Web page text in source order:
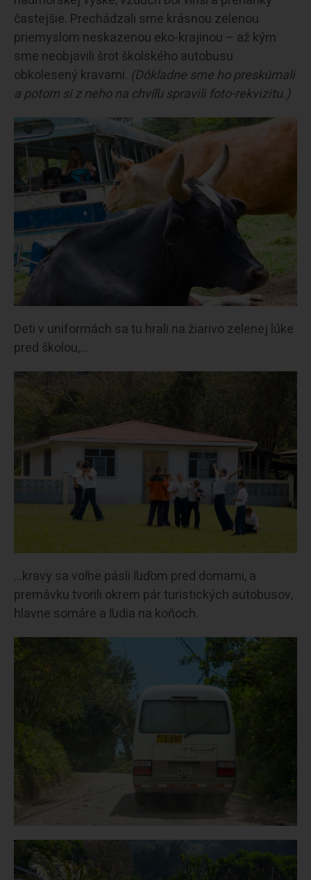
častejšie. Prechádzali sme krásnou zelenou
priemyslom neskazenou eko-krajinou – až kým
sme neobjavili šrot školského autobusu
obkolesený kravami. (Dôkladne sme ho preskúmali
a potom si z neho na chvíľu spravili foto-rekvizitu.)
Deti v uniformách sa tu hrali na žiarivo zelenej lúke
pred školou,…
…kravy sa voľne pásli ľuďom pred domami, a
premávku tvorili okrem pár turistických autobusov,
hlavne somáre a ľudia na koňoch.